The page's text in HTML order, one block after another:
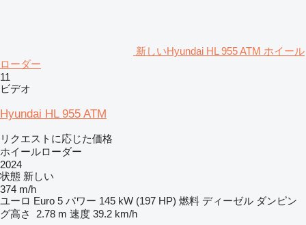
新しいHyundai HL 955 ATM ホイール
ローダー
11
ビデオ
Hyundai HL 955 ATM
リクエストに応じた価格
ホイールローダー
2024
状態 新しい
374 m/h
ユーロ Euro 5 パワー 145 kW (197 HP) 燃料 ディーゼル ダンピン
グ高さ
2.78 m 速度 39.2 km/h